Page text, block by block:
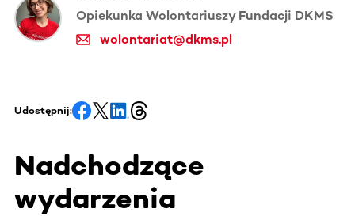
Opiekunka Wolontariuszy Fundacji DKMS
wolontariat@dkms.pl
Udostępnij:
Nadchodzące
wydarzenia